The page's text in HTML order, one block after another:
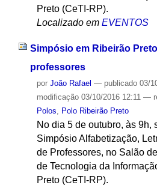
Preto (CeTI-RP).
Localizado em EVENTOS
Simpósio em Ribeirão
professores
por João Rafael — publicado03/
modificação03/10/2016 12:11 —
Polos, Polo Ribeirão Preto
No dia 5 de outubro, às 9h,
Simpósio Alfabetização,
de Professores, no Salão
de Tecnologia da
Preto (CeTI-RP).